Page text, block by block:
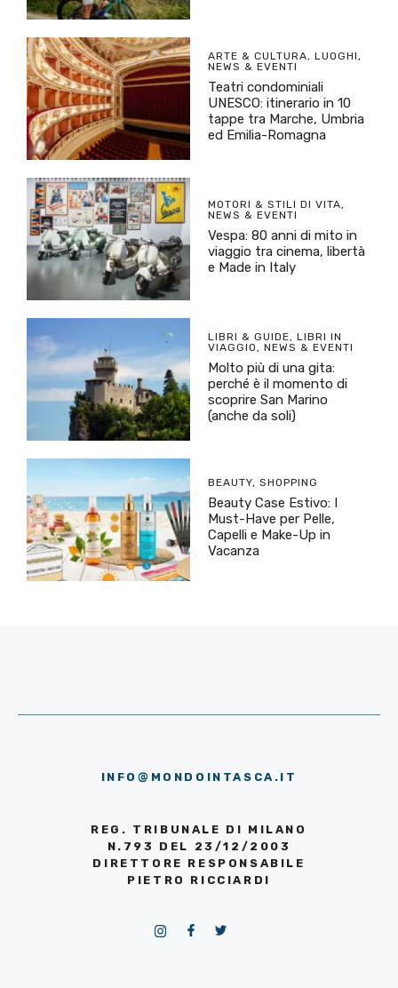
ARTE & CULTURA, LUOGHI,
NEWS & EVENTI
Teatri condominiali
UNESCO: itinerario in 10
tappe tra Marche, Umbria
ed Emilia-Romagna
MOTORI & STILI DI VITA,
NEWS & EVENTI
Vespa: 80 anni di mito in
viaggio tra cinema, libertà
e Made in Italy
LIBRI & GUIDE, LIBRI IN
VIAGGIO, NEWS & EVENTI
Molto più di una gita:
perché è il momento di
scoprire San Marino
(anche da soli)
BEAUTY, SHOPPING
Beauty Case Estivo: I
Must-Have per Pelle,
Capelli e Make-Up in
Vacanza
INFO@MONDOINTASCA.IT
REG. TRIBUNALE DI MILANO
N.793 DEL 23/12/2003
DIRETTORE RESPONSABILE
PIETRO RICCIARDI